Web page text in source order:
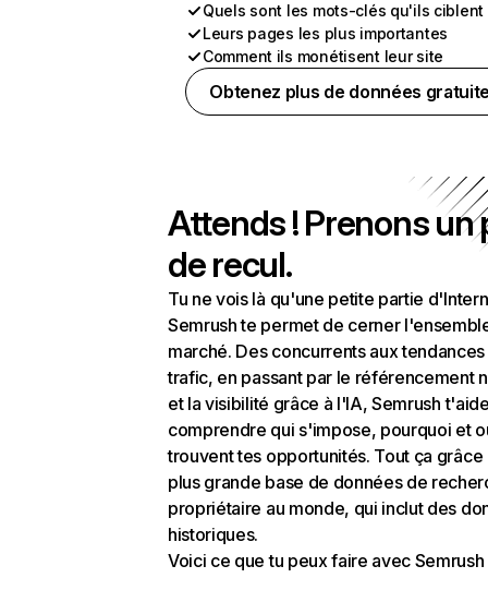
Quels sont les mots-clés qu'ils ciblent
Leurs pages les plus importantes
Comment ils monétisent leur site
Obtenez plus de données
Attends ! Prenons un
de recul.
Tu ne vois là qu'une petite partie
Semrush te permet de cerner
marché. Des concurrents aux
trafic, en passant par le référencement
et la visibilité grâce à l'IA, Semrush
comprendre qui s'impose, pourquoi et
trouvent tes opportunités. Tout ça grâce
plus grande base de données de
propriétaire au monde, qui inclut des
historiques.
Voici ce que tu peux faire avec Semrush